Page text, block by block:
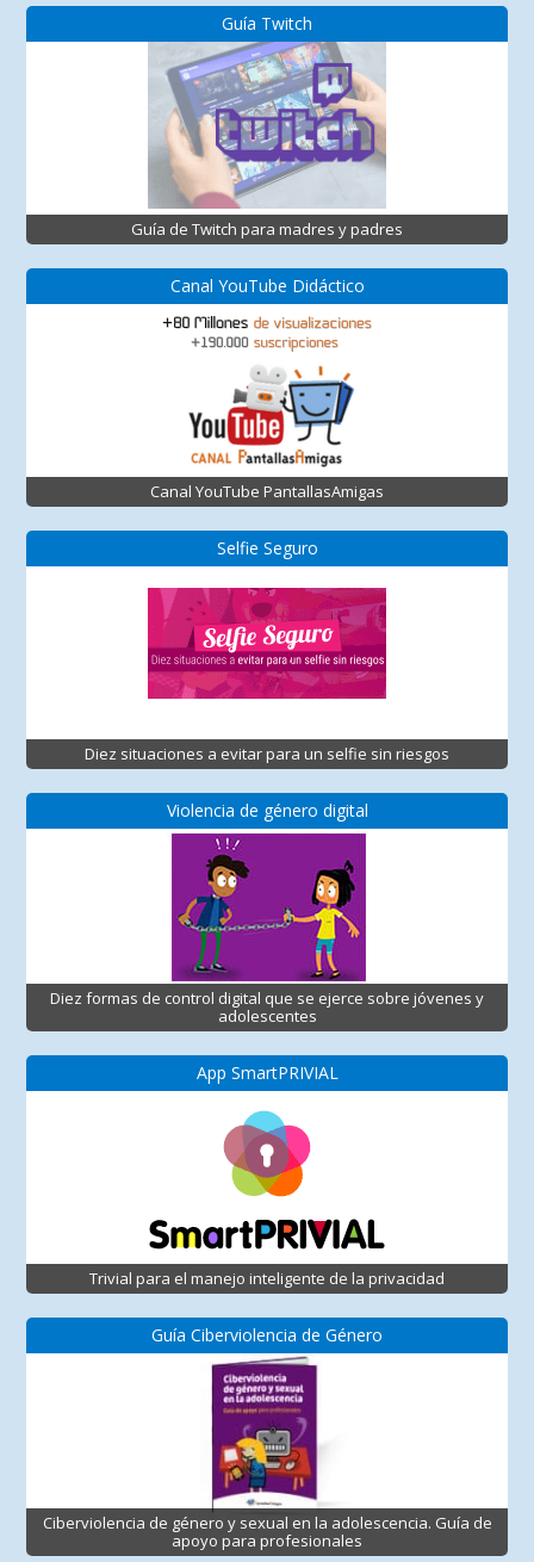
Guía Twitch
Guía de Twitch para madres y padres
Canal YouTube Didáctico
Canal YouTube PantallasAmigas
Selfie Seguro
Diez situaciones a evitar para un selfie sin riesgos
Violencia de género digital
Diez formas de control digital que se ejerce sobre jóvenes y
adolescentes
App SmartPRIVIAL
Trivial para el manejo inteligente de la privacidad
Guía Ciberviolencia de Género
Ciberviolencia de género y sexual en la adolescencia. Guía de
apoyo para profesionales